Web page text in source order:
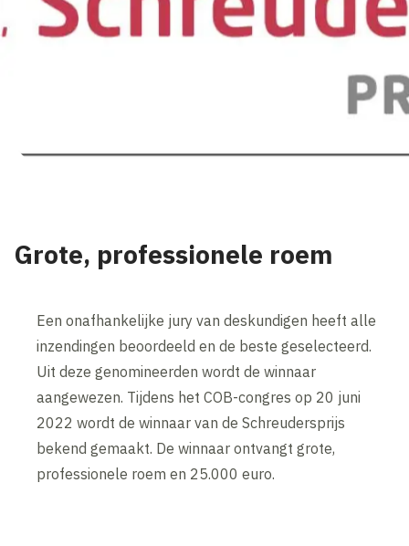
Grote, professionele roem
Een onafhankelijke jury van deskundigen heeft alle
inzendingen beoordeeld en de beste geselecteerd.
Uit deze genomineerden wordt de winnaar
aangewezen. Tijdens het COB-congres op 20 juni
2022 wordt de winnaar van de Schreudersprijs
bekend gemaakt. De winnaar ontvangt grote,
professionele roem en 25.000 euro.